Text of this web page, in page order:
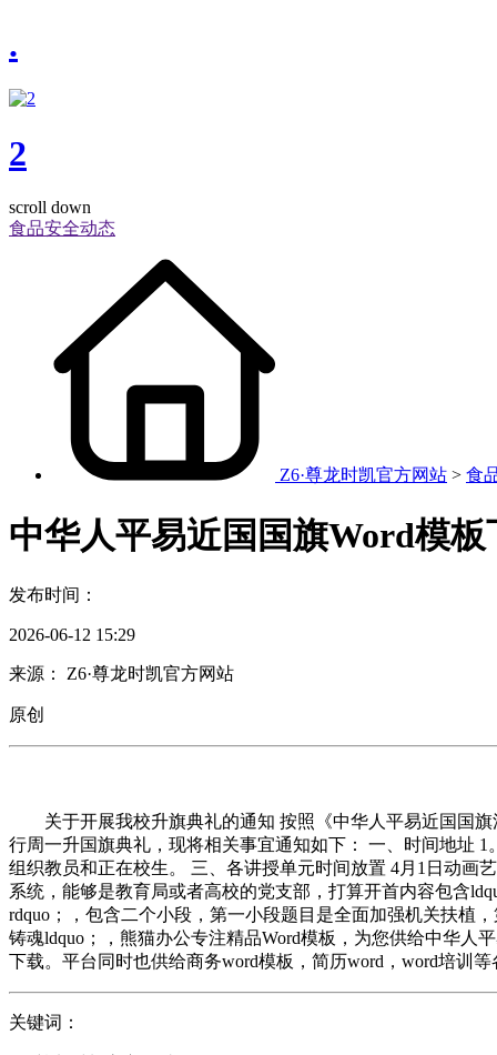
.
2
scroll down
食品安全动态
Z6·尊龙时凯官方网站 > 食
中华人平易近国国旗Word模板
发布时间：
2026-06-12 15:29
来源： Z6·尊龙时凯官方网站
原创
关于开展我校升旗典礼的通知 按照《中华人平易近国国旗
行周一升国旗典礼，现将相关事宜通知如下： 一、时间地址
组织教员和正在校生。 三、各讲授单元时间放置 4月1日动画
系统，能够是教育局或者高校的党支部，打算开首内容包含
rdquo；，包含二个小段，第一小段题目是全面加强机关扶植
铸魂ldquo；，熊猫办公专注精品Word模板，为您供给中华人
下载。平台同时也供给商务word模板，简历word，word培训
关键词：